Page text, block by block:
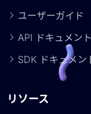
ユーザーガイド
API ドキュメント
SDK ドキュメン
リソース